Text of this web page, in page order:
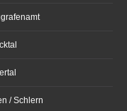
/ Schlern